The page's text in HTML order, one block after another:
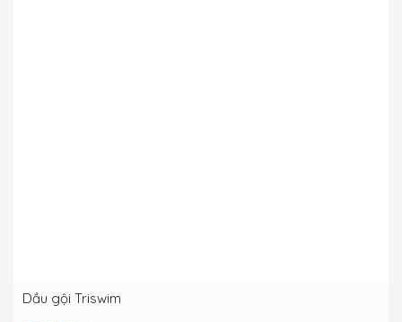
Dầu gội Triswim